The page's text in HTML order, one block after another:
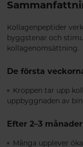
Kollagenpeptider
byggstenar och
kollagenomsättning.
De första
Kroppen tar upp
uppbyggnaden av
Efter 2–3 månader
Många upplever